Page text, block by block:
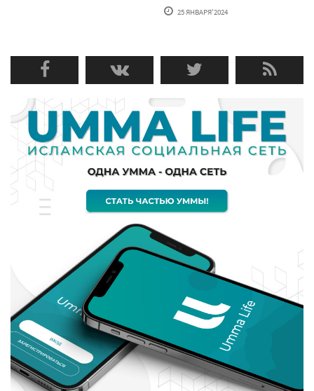
25 ЯНВАРЯ'2024